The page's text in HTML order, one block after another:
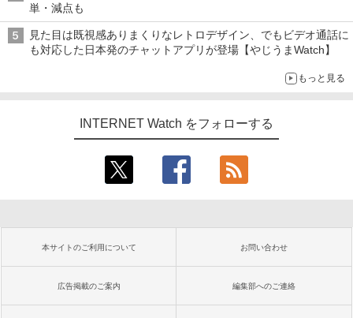
単・減点も
見た目は既視感ありまくりなレトロデザイン、でもビデオ通話に
も対応した日本発のチャットアプリが登場【やじうまWatch】
もっと見る
INTERNET Watch をフォローする
本サイトのご利用について お問い合わせ
広告掲載のご案内 編集部へのご連絡